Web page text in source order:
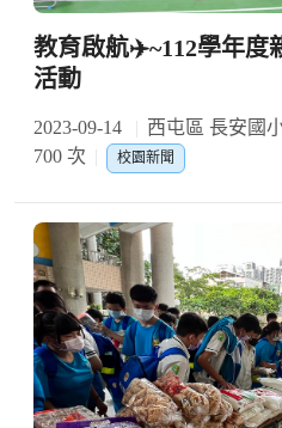
教育啟航✈️~112學年度
活動
2023-09-14 西屯區 長安國
700 次
校園新聞